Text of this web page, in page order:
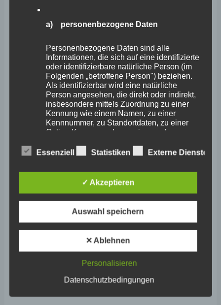
November 2025
Oktober 2025
September 2025
August 2025
Juni 2025
April 2025
März 2025
Dezember 2024
November 2024
a) personenbezogene Daten
Personenbezogene Daten sind alle
Informationen, die sich auf eine identifizierte
oder identifizierbare natürliche Person (im
Folgenden „betroffene Person") beziehen.
Als identifizierbar wird eine natürliche
Person angesehen, die direkt oder indirekt,
insbesondere mittels Zuordnung zu einer
Kennung wie einem Namen, zu einer
Kennnummer, zu Standortdaten, zu einer
Online-Kennung oder zu einem oder
Ausdruck der physischen, physiologischen,
natürlichen Person sind, identifiziert werden
b) betroffene Person
Betroffene Person ist jede identifizierte oder
identifizierbare natürliche Person, deren
personenbezogene Daten von dem für die
werden.
Essenziell Statistiken Externe Dienste
✓ Akzeptieren
Auswahl speichern
✕ Ablehnen
Personalisieren
Datenschutzbedingungen